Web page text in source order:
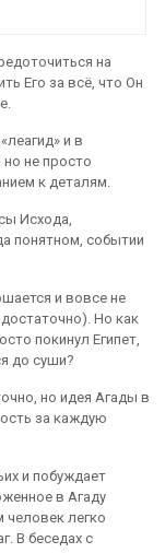
на
Его за всё, что Он
и в
но не просто
к деталям.
Исхода,
понятном, событии
и вовсе не
Но как
покинул Египет,
до суши?
но идея Агады в
за каждую
и побуждает
в Агаду
легко
В беседах с